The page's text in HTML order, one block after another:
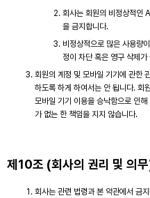
회사는 회원의 비정상적인
을 금지합니다.
비정상적으로 많은 사용량
정이 차단 혹은 영구 삭제
회원의 계정 및 모바일 기기에 관한
하도록 하게 하여서는 안 됩니다. 회
모바일 기기 이용을 승낙함으로 인
가 없는 한 책임을 지지 않습니다.
제10조 (회사의 권리 및 의
회사는 관련 법령과 본 약관에서 금